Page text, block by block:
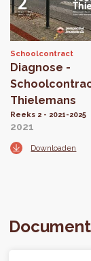
Schoolcontract
Diagnose -
Thielemans
Reeks 2 - 2021-2025
2021
Downloaden